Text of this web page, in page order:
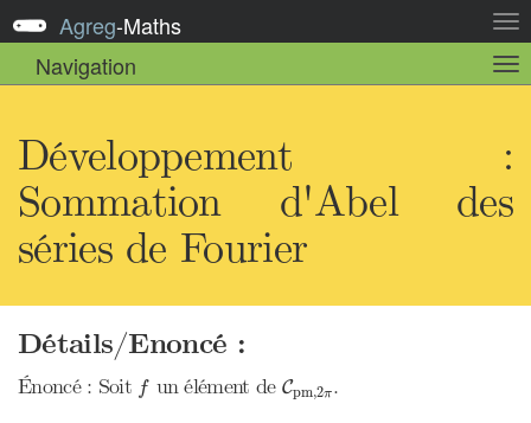
la
Agreg-Maths
Navigation
la
Développement :
Sommation d'Abel des
séries de Fourier
Détails/Enoncé :
Énoncé : Soit f
f un élément de Cpm,2π
C .